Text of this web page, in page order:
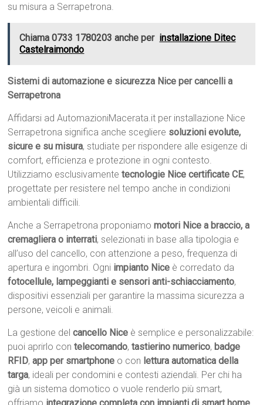
su misura a Serrapetrona.
Chiama 0733 1780203 anche per installazione Ditec
Castelraimondo
Sistemi di automazione e sicurezza Nice per cancelli a
Serrapetrona
Affidarsi ad AutomazioniMacerata.it per installazione Nice
Serrapetrona significa anche scegliere soluzioni evolute,
sicure e su misura, studiate per rispondere alle esigenze di
comfort, efficienza e protezione in ogni contesto.
Utilizziamo esclusivamentetecnologie Nice certificate CE,
progettate per resistere nel tempo anche in condizioni
ambientali difficili.
Anche a Serrapetrona proponiamomotori Nice a braccio, a
cremagliera o interrati, selezionati in base alla tipologia e
all’uso del cancello, con attenzione a peso, frequenza di
apertura e ingombri. Ogni impianto Nice è corredato da
fotocellule, lampeggianti e sensori anti-schiacciamento,
dispositivi essenziali per garantire la massima sicurezza a
persone, veicoli e animali.
La gestione delcancello Nice è semplice e personalizzabile:
puoi aprirlo contelecomando,tastierino numerico, badge
RFID,app per smartphone o con lettura automatica della
targa, ideali per condomini e contesti aziendali. Per chi ha
già un sistema domotico o vuole renderlo più smart,